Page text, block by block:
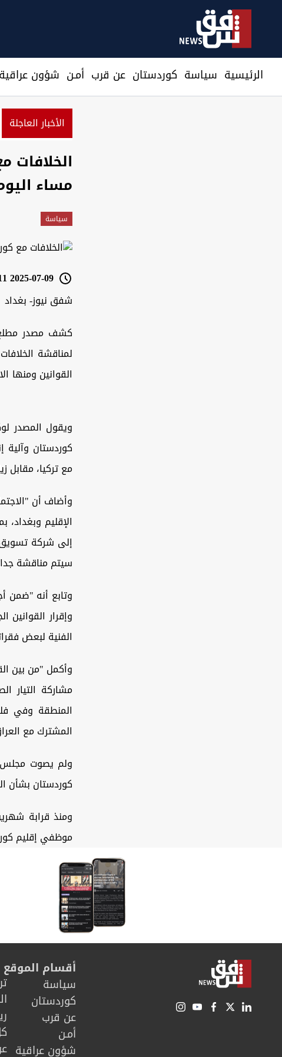
الرئيسية سیاسة كوردستان عن قرب أمـن شؤون عراقية
الأخبار العاجلة
الخلافات
مساء
سیاسة
2025-07-09 16:11
شفق نيوز- بغداد
كشف مصدر مطلع،
لمناقشة
القوانين ومنها
ويقول المصدر
كوردستان وآلية
مع تركيا، مقابل
وأضاف أن
إلى شركة تسويق
سيتم مناقشة
وتابع أنه "ضمن
وإقرار القوانين
الفنية لبعض
وأكمل "من بين
مشاركة التيار
المنطقة وفي
المشترك مع
ولم يصوت مجلس
كوردستان بشأن
ومنذ قرابة
موظفي إقليم
أقسام الموقع
سیاسة
كوردستان
عن قرب
أمـن
شؤون عراقية